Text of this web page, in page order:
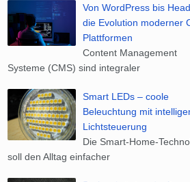
Von WordPress bis
die Evolution moderner
Plattformen
Content Management
Systeme (CMS) sind integraler
Smart LEDs – coole
Beleuchtung mit
Lichtsteuerung
Die Smart-Home-
soll den Alltag einfacher